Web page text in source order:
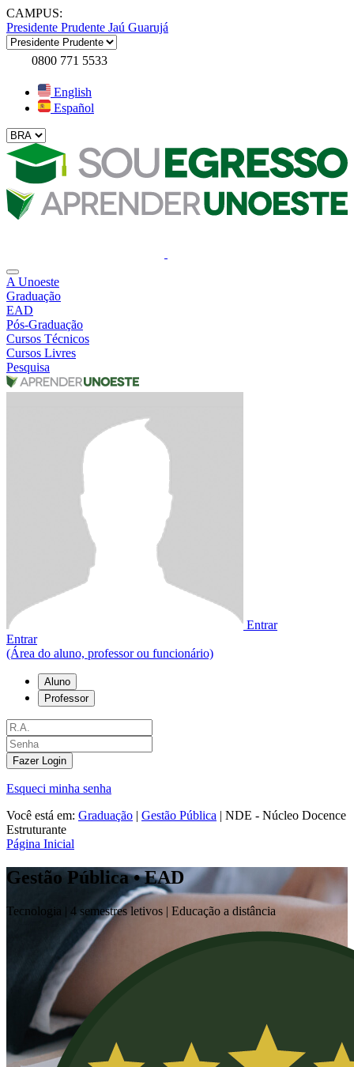
CAMPUS:
Presidente Prudente Jaú Guarujá
0800 771 5533
English
Español
A Unoeste
Graduação
EAD
Pós-Graduação
Cursos Técnicos
Cursos Livres
Pesquisa
Entrar
Entrar
(Área do aluno, professor ou funcionário)
Aluno
Professor
Fazer Login
Esqueci minha senha
Você está em: Graduação | Gestão Pública | NDE - Núcleo Docence
Estruturante
Página Inicial
Gestão Pública • EAD
Tecnologia | 4 semestres letivos | Educação a distância